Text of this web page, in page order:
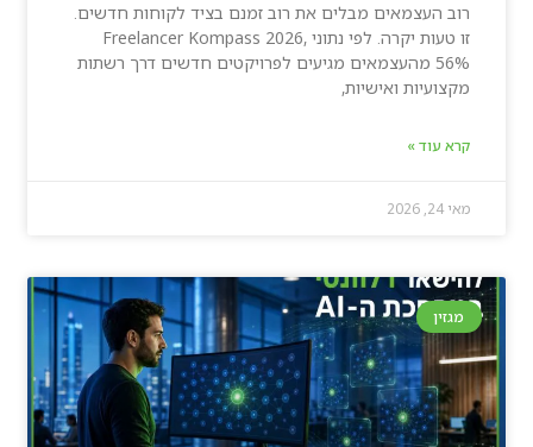
רוב העצמאים מבלים את רוב זמנם בציד לקוחות חדשים.
זו טעות יקרה. לפי נתוני Freelancer Kompass 2026,
56% מהעצמאים מגיעים לפרויקטים חדשים דרך רשתות
מקצועיות ואישיות,
קרא עוד »
מאי 24, 2026
מגזין